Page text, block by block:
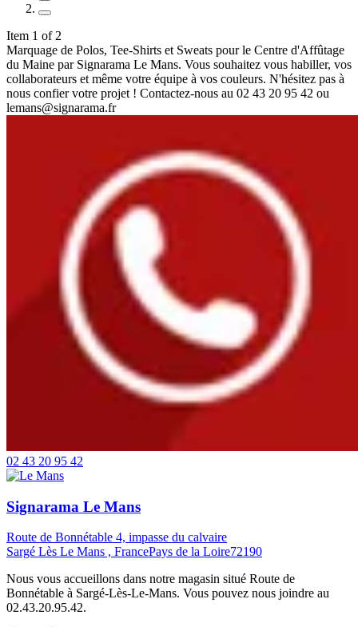
Item 1 of 2
Marquage de Polos, Tee-Shirts et Sweats pour le Centre d'Affûtage
du Maine par Signarama Le Mans. Vous souhaitez vous habiller, vos
collaborateurs et même votre équipe à vos couleurs. N'hésitez pas à
nous confier votre projet ! Contactez-nous au 02 43 20 95 42 ou
lemans@signarama.fr
02 43 20 95 42
Signarama Le Mans
Route de Bonnétable 4, impasse du calvaire
Sargé Lès Le Mans , FrancePays de la Loire72190
Nous vous accueillons dans notre magasin situé Route de
Bonnétable à Sargé-Lès-Le-Mans. Vous pouvez nous joindre au
02.43.20.95.42.